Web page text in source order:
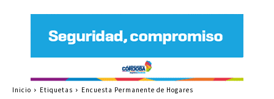
Inicio Etiquetas Encuesta Permanente de Hogares